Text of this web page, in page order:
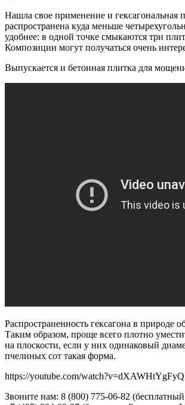
Нашла свое применение и гексагональная
распространена куда меньше
удобнее: в одной точке смыкаются три
Композиции могут получаться очень
Выпускается и бетонная плитка для
Распространенность гексагона в природе
Таким образом, проще всего плотно
на плоскости, если у них одинаковый
пчелиных сот такая форма.
https://youtube.com/watch?v=dXAWHtYgFyQ
Звоните нам: 8 (800) 775-06-82